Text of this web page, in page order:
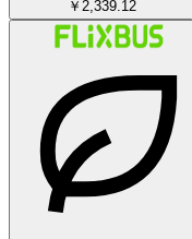
￥2,339.12